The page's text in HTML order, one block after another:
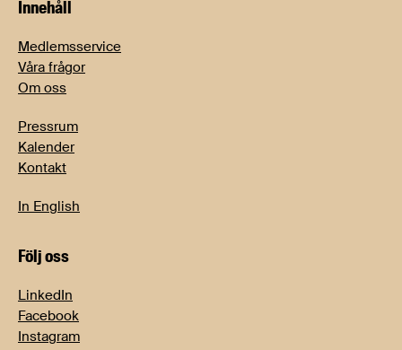
Innehåll
Medlemsservice
Våra frågor
Om oss
Pressrum
Kalender
Kontakt
In English
Följ oss
LinkedIn
Facebook
Instagram